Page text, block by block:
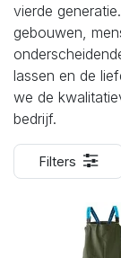
vierde
gebouwen,
lassen en de
we de
bedrijf.
Filters